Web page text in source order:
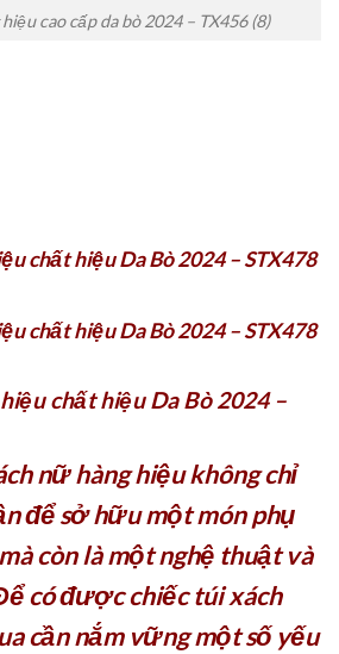
cao cấp da bò 2024 – TX456 (8)
chất hiệu Da Bò 2024 – STX478
chất hiệu Da Bò 2024 – STX478
chất hiệu Da Bò 2024 –
nữ hàng hiệu không chỉ
để sở hữu một món phụ
còn là một nghệ thuật và
có được chiếc túi xách
cần nắm vững một số yếu